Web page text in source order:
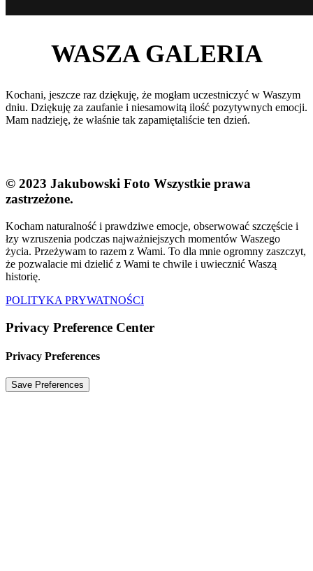
WASZA GALERIA
Kochani, jeszcze raz dziękuję, że mogłam uczestniczyć w Waszym
dniu. Dziękuję za zaufanie i niesamowitą ilość pozytywnych emocji.
Mam nadzieję, że właśnie tak zapamiętaliście ten dzień.
© 2023 Jakubowski Foto Wszystkie prawa
zastrzeżone.
Kocham naturalność i prawdziwe emocje, obserwować szczęście i
łzy wzruszenia podczas najważniejszych momentów Waszego
życia. Przeżywam to razem z Wami. To dla mnie ogromny zaszczyt,
że pozwalacie mi dzielić z Wami te chwile i uwiecznić Waszą
historię.
POLITYKA PRYWATNOŚCI
Privacy Preference Center
Privacy Preferences